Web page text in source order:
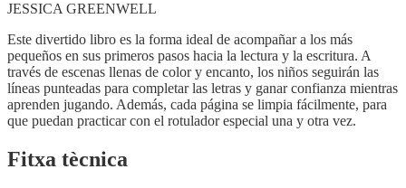
JESSICA GREENWELL
Este divertido libro es la forma ideal de acompañar a los más
pequeños en sus primeros pasos hacia la lectura y la escritura. A
través de escenas llenas de color y encanto, los niños seguirán las
líneas punteadas para completar las letras y ganar confianza mientras
aprenden jugando. Además, cada página se limpia fácilmente, para
que puedan practicar con el rotulador especial una y otra vez.
Fitxa tècnica